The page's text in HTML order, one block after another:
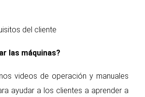
del cliente
las máquinas?
videos de operación y manuales
ayudar a los clientes a aprender a